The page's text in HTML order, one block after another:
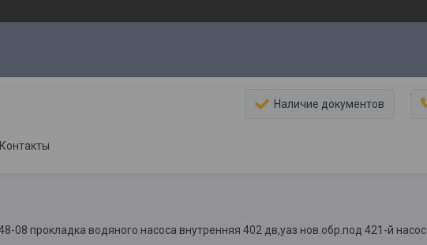
Наличие документов
Контакты
08 прокладка водяного насоса внутренняя 402 дв,уаз нов.обр.под 421-й насос